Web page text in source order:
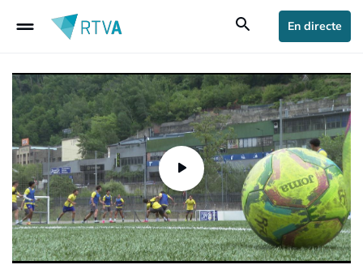
drag_handle search En directe